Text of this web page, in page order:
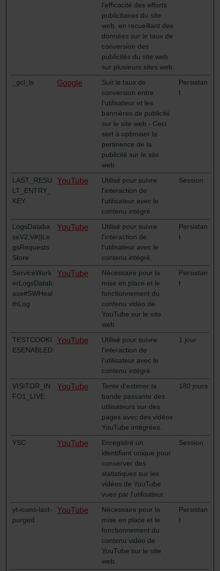
l'efficacité des efforts
publicitaires du site
web, en recueillant des
données sur le taux de
conversion des
publicités du site web
sur plusieurs sites web.
_gcl_ls Google
Suit le taux de
conversion entre
l'utilisateur et les
bannières de publicité
sur le site web - Ceci
sert à optimiser la
pertinence de la
publicité sur le site
web.
Persistan
t
LAST_RESU
LT_ENTRY_
KEY
YouTube
Utilisé pour suivre
l'interaction de
l'utilisateur avec le
contenu intégré.
Session
LogsDataba
seV2:V#||Lo
gsRequests
Store
YouTube
Utilisé pour suivre
l'interaction de
l'utilisateur avec le
contenu intégré.
Persistan
t
ServiceWork
erLogsDatab
ase#SWHeal
thLog
YouTube
Nécessaire pour la
mise en place et le
fonctionnement du
contenu vidéo de
YouTube sur le site
web.
Persistan
t
TESTCOOKI
ESENABLED
YouTube
Utilisé pour suivre
l'interaction de
l'utilisateur avec le
contenu intégré.
1 jour
VISITOR_IN
FO1_LIVE
YouTube
Tente d'estimer la
bande passante des
utilisateurs sur des
pages avec des vidéos
YouTube intégrées.
180 jours
YSC YouTube
Enregistre un
identifiant unique pour
conserver des
statistiques sur les
vidéos de YouTube
vues par l'utilisateur.
Session
yt-icons-last-
purged
YouTube
Nécessaire pour la
mise en place et le
fonctionnement du
contenu vidéo de
YouTube sur le site
web.
Persistan
t